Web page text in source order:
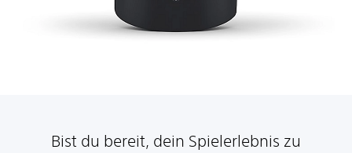
Bist du bereit, dein Spielerlebnis zu